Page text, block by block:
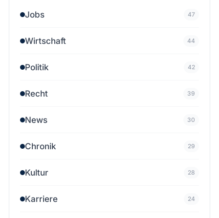
Jobs 47
Wirtschaft 44
Politik 42
Recht 39
News 30
Chronik 29
Kultur 28
Karriere 24